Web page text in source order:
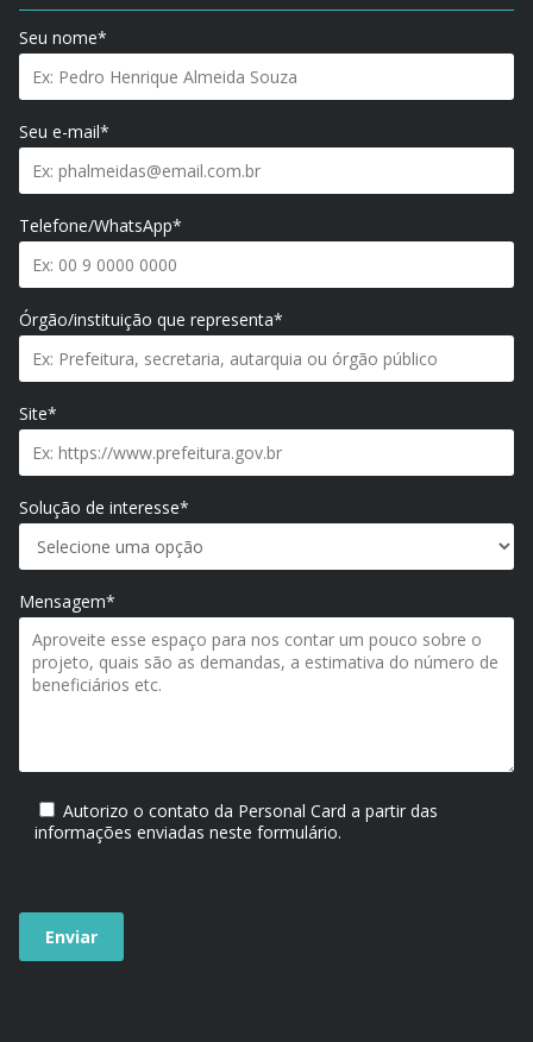
Seu nome*
Seu e-mail*
Telefone/WhatsApp*
Órgão/instituição que representa*
Site*
Solução de interesse*
Mensagem*
Autorizo o contato da Personal Card a partir das
informações enviadas neste formulário.